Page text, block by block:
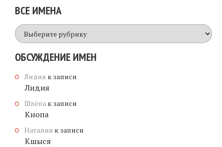
ВСЕ ИМЕНА
Все
имена
ОБСУЖДЕНИЕ ИМЕН
Лидия к записи
Лидия
Шлёпа к записи
Кнопа
Наталия к записи
Кшыся